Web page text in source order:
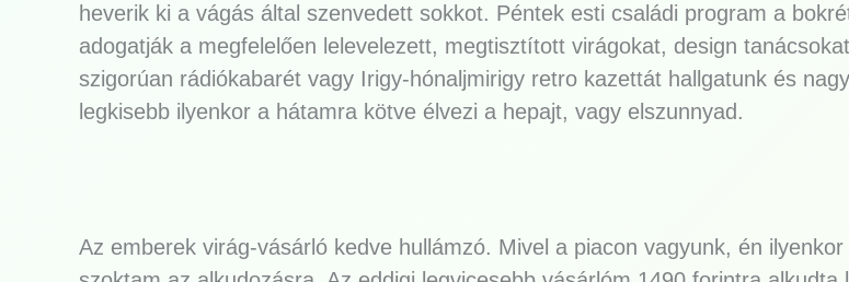
heverik ki a vágás által szenvedett sokkot. Péntek esti családi program a
adogatják a megfelelően lelevelezett, megtisztított virágokat, design
szigorúan rádiókabarét vagy Irigy-hónaljmirigy retro kazettát hallgatunk és
legkisebb ilyenkor a hátamra kötve élvezi a hepajt, vagy elszunnyad.
Az emberek virág-vásárló kedve hullámzó. Mivel a piacon vagyunk, én